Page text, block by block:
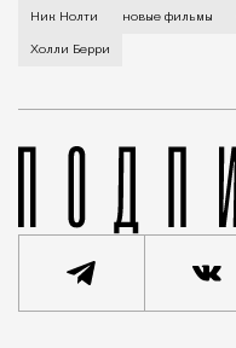
Ник Нолти новые фильмы
Холли Берри